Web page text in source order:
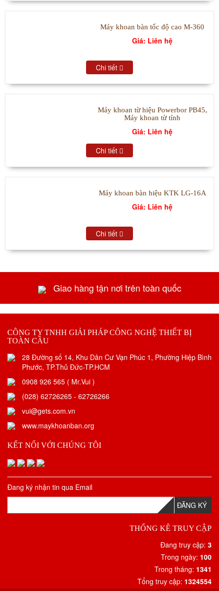
Máy khoan bàn tốc độ cao M-360
Giá: Liên hệ
Chi tiết
Máy khoan từ hiệu Powerbor PB45,
Máy khoan từ tính
Giá: Liên hệ
Chi tiết
Máy khoan bàn hiệu KTK LG-16A
Giá: Liên hệ
Chi tiết
Giao hàng tận nơi trên toàn quốc
CÔNG TY TNHH GIẢI PHÁP CÔNG NGHỆ THIẾT BỊ
TOÀN CẦU
28 Đường số 14, Khu Dân Cư Vạn Phúc 1, Phường Hiệp Bình
Phước, TP.Thủ Đức-TP.HCM
0908 926 565 ( Mr.Vui )
(028) 62726265 - 62726266
vui@gets.com.vn
www.maykhoanban.org
KẾT NỐI VỚI CHÚNG TÔI
Đang ký nhận tin qua Email
ĐĂNG KÝ
THỐNG KÊ TRUY CẬP
Đang truy cập: 3
Trong ngày: 100
Trong tháng: 1341
Tổng truy cập: 1324554